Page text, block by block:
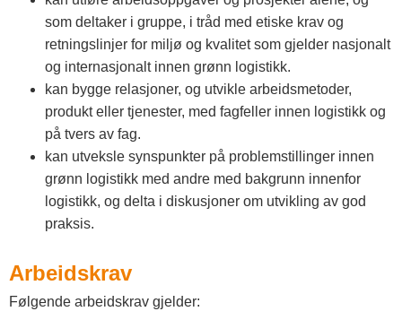
som deltaker i gruppe, i tråd med etiske krav og
retningslinjer for miljø og kvalitet som gjelder nasjonalt
og internasjonalt innen grønn logistikk.
kan bygge relasjoner, og utvikle arbeidsmetoder,
produkt eller tjenester, med fagfeller innen logistikk og
på tvers av fag.
kan utveksle synspunkter på problemstillinger innen
grønn logistikk med andre med bakgrunn innenfor
logistikk, og delta i diskusjoner om utvikling av god
praksis.
Arbeidskrav
Følgende arbeidskrav gjelder: